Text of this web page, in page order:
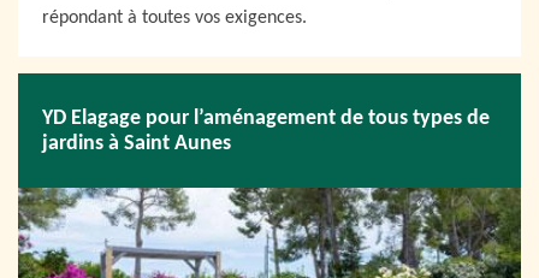
répondant à toutes vos exigences.
YD Elagage pour l’aménagement de tous types de
jardins à Saint Aunes